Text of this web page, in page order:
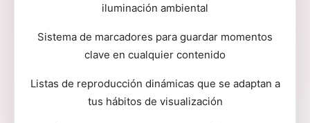
iluminación ambiental
Sistema de marcadores para guardar momentos
clave en cualquier contenido
Listas de reproducción dinámicas que se adaptan a
tus hábitos de visualización